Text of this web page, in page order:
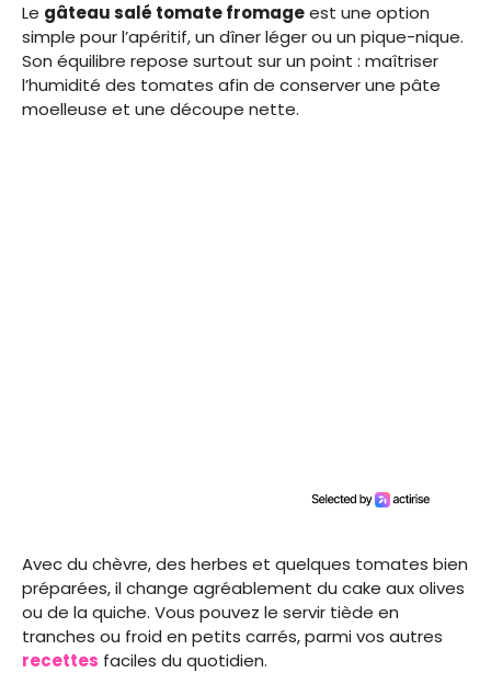
Le gâteau salé tomate fromageest une option
simple pour l’apéritif, un dîner léger ou un pique-nique.
Son équilibre repose surtout sur un point : maîtriser
l’humidité des tomates afin de conserver une pâte
moelleuse et une découpe nette.
Avec du chèvre, des herbes et quelques tomates bien
préparées, il change agréablement du cake aux olives
ou de la quiche. Vous pouvez le servir tiède en
tranches ou froid en petits carrés, parmi vos autres
recettes faciles du quotidien.